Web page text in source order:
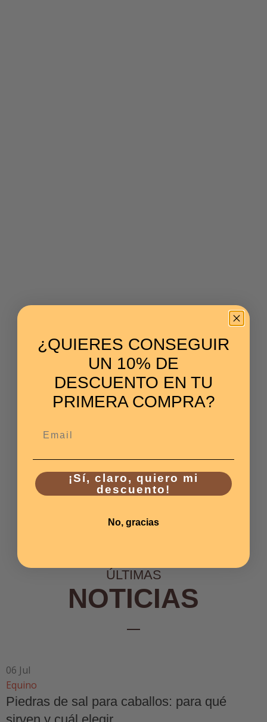
ÚLTIMAS
NOTICIAS
06 Jul
Equino
Piedras de sal para caballos: para qué
sirven y cuál elegir
¿QUIERES CONSEGUIR
UN 10% DE
DESCUENTO EN TU
PRIMERA COMPRA?
¡Sí, claro, quiero mi
descuento!
No, gracias